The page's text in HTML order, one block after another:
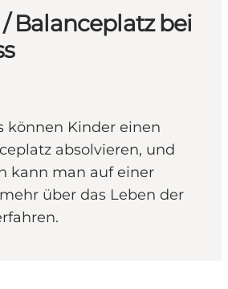
Balanceplatz bei
können Kinder einen
absolvieren, und
kann man auf einer
über das Leben der